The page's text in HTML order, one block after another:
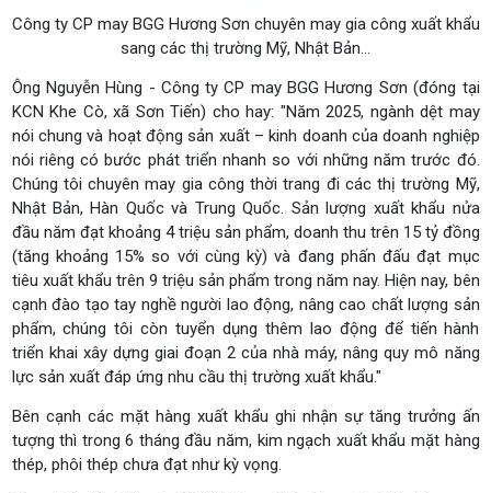
Công ty CP may BGG Hương Sơn chuyên may gia công xuất khẩu
sang các thị trường Mỹ, Nhật Bản...
Ông Nguyễn Hùng - Công ty CP may BGG Hương Sơn (đóng tại
KCN Khe Cò, xã Sơn Tiến) cho hay: "Năm 2025, ngành dệt may
nói chung và hoạt động sản xuất – kinh doanh của doanh nghiệp
nói riêng có bước phát triển nhanh so với những năm trước đó.
Chúng tôi chuyên may gia công thời trang đi các thị trường Mỹ,
Nhật Bản, Hàn Quốc và Trung Quốc. Sản lượng xuất khẩu nửa
đầu năm đạt khoảng 4 triệu sản phẩm, doanh thu trên 15 tỷ đồng
(tăng khoảng 15% so với cùng kỳ) và đang phấn đấu đạt mục
tiêu xuất khẩu trên 9 triệu sản phẩm trong năm nay. Hiện nay, bên
cạnh đào tạo tay nghề người lao động, nâng cao chất lượng sản
phẩm, chúng tôi còn tuyển dụng thêm lao động để tiến hành
triển khai xây dựng giai đoạn 2 của nhà máy, nâng quy mô năng
lực sản xuất đáp ứng nhu cầu thị trường xuất khẩu."
Bên cạnh các mặt hàng xuất khẩu ghi nhận sự tăng trưởng ấn
tượng thì trong 6 tháng đầu năm, kim ngạch xuất khẩu mặt hàng
thép, phôi thép chưa đạt như kỳ vọng.